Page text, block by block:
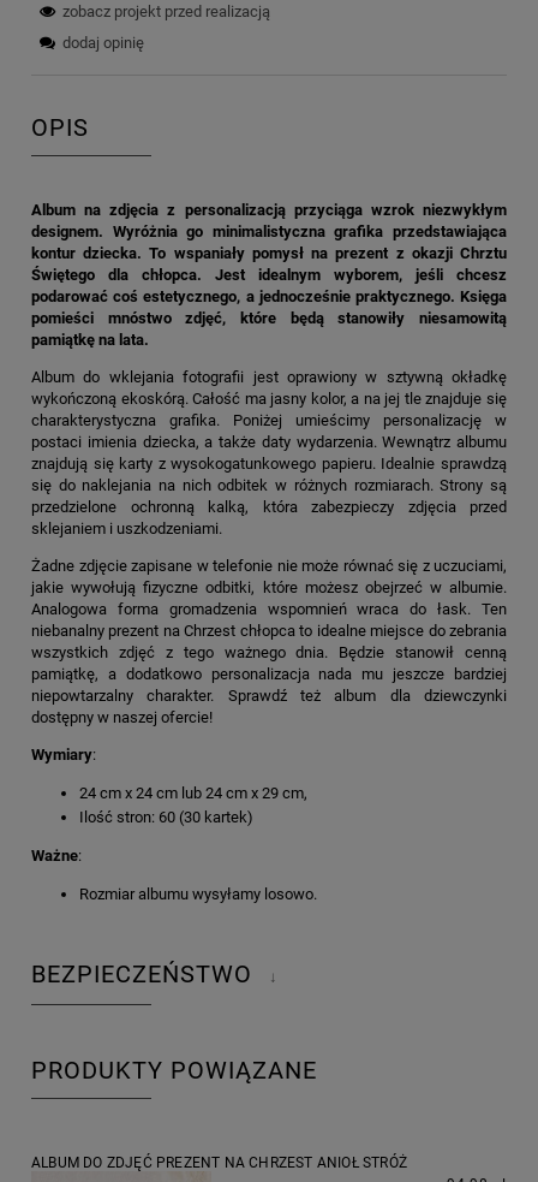
zobacz projekt przed realizacją
dodaj opinię
OPIS
Album na zdjęcia z personalizacją przyciąga wzrok niezwykłym
designem. Wyróżnia go minimalistyczna grafika przedstawiająca
kontur dziecka. To wspaniały pomysł na prezent z okazji Chrztu
Świętego dla chłopca. Jest idealnym wyborem, jeśli chcesz
podarować coś estetycznego, a jednocześnie praktycznego. Księga
pomieści mnóstwo zdjęć, które będą stanowiły niesamowitą
pamiątkę na lata.
Album do wklejania fotografii jest oprawiony w sztywną okładkę
wykończoną ekoskórą. Całość ma jasny kolor, a na jej tle znajduje się
charakterystyczna grafika. Poniżej umieścimy personalizację w
postaci imienia dziecka, a także daty wydarzenia. Wewnątrz albumu
znajdują się karty z wysokogatunkowego papieru. Idealnie sprawdzą
się do naklejania na nich odbitek w różnych rozmiarach. Strony są
przedzielone ochronną kalką, która zabezpieczy zdjęcia przed
sklejaniem i uszkodzeniami.
Żadne zdjęcie zapisane w telefonie nie może równać się z uczuciami,
jakie wywołują fizyczne odbitki, które możesz obejrzeć w albumie.
Analogowa forma gromadzenia wspomnień wraca do łask. Ten
niebanalny prezent na Chrzest chłopca to idealne miejsce do zebrania
wszystkich zdjęć z tego ważnego dnia. Będzie stanowił cenną
pamiątkę, a dodatkowo personalizacja nada mu jeszcze bardziej
niepowtarzalny charakter. Sprawdź też album dla dziewczynki
dostępny w naszej ofercie!
Wymiary:
24 cm x 24 cm lub 24 cm x 29 cm,
Ilość stron: 60 (30 kartek)
Ważne:
Rozmiar albumu wysyłamy losowo.
BEZPIECZEŃSTWO ↓
PRODUKTY POWIĄZANE
ALBUM DO ZDJĘĆ PREZENT NA CHRZEST ANIOŁ STRÓŻ